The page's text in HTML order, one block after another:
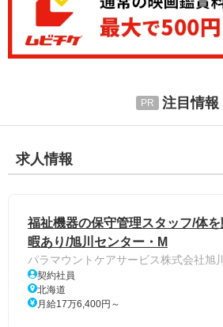
注目情報
求人情報
福祉機器の保守管理スタッフ/体
暇あり/旭川センター・M
パラマウントケアサービス株式会社旭
契約社員
北海道
月給17万6,400円～